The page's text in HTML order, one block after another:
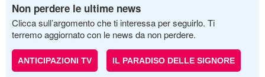
Non perdere le ultime news
Clicca sull’argomento che ti interessa per seguirlo. Ti
terremo aggiornato con le news da non perdere.
ANTICIPAZIONI TV IL PARADISO DELLE SIGNORE